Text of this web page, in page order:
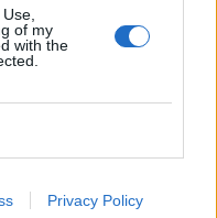
of my
with the
Privacy Policy
μέρος της
μείνει στην
κα. Λαμπρίνα
βιομηχανίας